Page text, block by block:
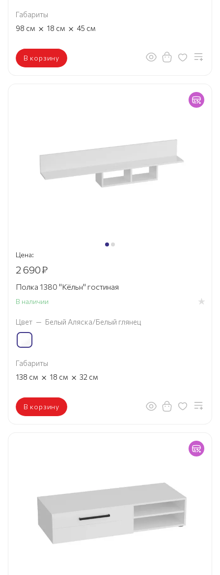
Габариты
98 см × 18 см × 45 см
В корзину
Цена:
2 690₽
Полка 1380 "Кёльн" гостиная
В наличии
Цвет — Белый Аляска/Белый глянец
Габариты
138 см × 18 см × 32 см
В корзину